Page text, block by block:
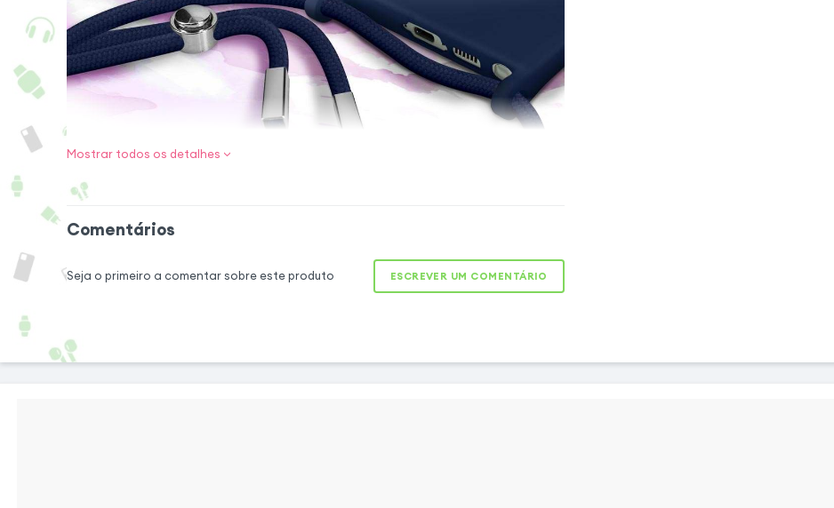
lhe levar consigo o seu Samsung S23 Ultra,
sem ter de o manter sempre na mão. Ao usá-
Mostrar todos os detalhes
Comentários
Seja o primeiro a comentar sobre este produto ESCREVER UM COMENTÁRIO